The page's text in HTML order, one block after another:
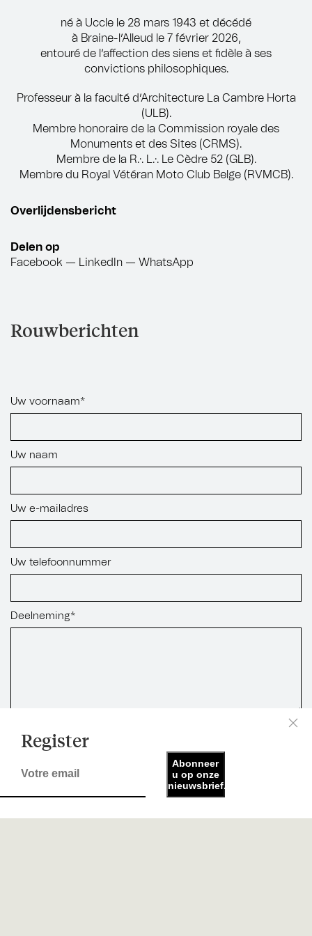
né à Uccle le 28 mars 1943 et décédé
à Braine-l’Alleud le 7 février 2026,
entouré de l’affection des siens et fidèle à ses
convictions philosophiques.
Professeur à la faculté d’Architecture La Cambre Horta
(ULB).
Membre honoraire de la Commission royale des
Monuments et des Sites (CRMS).
Membre de la R.·. L.·. Le Cèdre 52 (GLB).
Membre du Royal Vétéran Moto Club Belge (RVMCB).
Overlijdensbericht
Delen op
Facebook — LinkedIn — WhatsApp
Rouwberichten
Uw voornaam*
Uw naam
Uw e-mailadres
Uw telefoonnummer
Deelneming*
Register
Abonneer
u op onze
nieuwsbrief.